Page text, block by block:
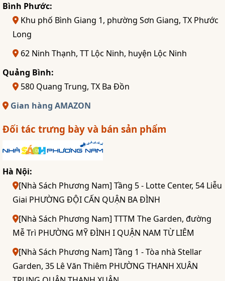
Bình Phước:
Khu phố Bình Giang 1, phường Sơn Giang, TX Phước
Long
62 Ninh Thạnh, TT Lộc Ninh, huyện Lộc Ninh
Quảng Bình:
580 Quang Trung, TX Ba Đồn
Gian hàng AMAZON
Đối tác trưng bày và bán sản phẩm
Hà Nội:
[Nhà Sách Phương Nam] Tầng 5 - Lotte Center, 54 Liễu
Giai PHƯỜNG ĐỘI CẤN QUẬN BA ĐÌNH
[Nhà Sách Phương Nam] TTTM The Garden, đường
Mễ Trì PHƯỜNG MỸ ĐÌNH I QUẬN NAM TỪ LIÊM
[Nhà Sách Phương Nam] Tầng 1 - Tòa nhà Stellar
Garden, 35 Lê Văn Thiêm PHƯỜNG THANH XUÂN